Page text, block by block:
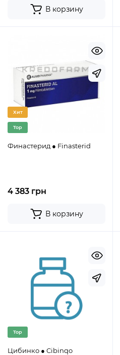
В корзину
Хит
Top
Финастерид ● Finasterid
4 383 грн
В корзину
Top
Цибинко ● Cibinqo